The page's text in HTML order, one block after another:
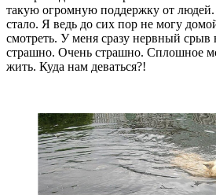
такую огромную поддержку от людей.
стало. Я ведь до сих пор не могу
смотреть. У меня сразу нервный срыв
страшно. Очень страшно. Сплошное
жить. Куда нам деваться?!